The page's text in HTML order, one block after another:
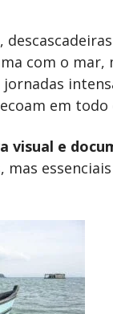
com o
em
visual e